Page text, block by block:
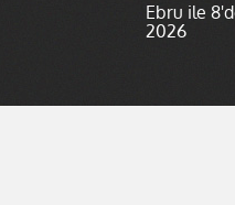
Ebru ile
2026